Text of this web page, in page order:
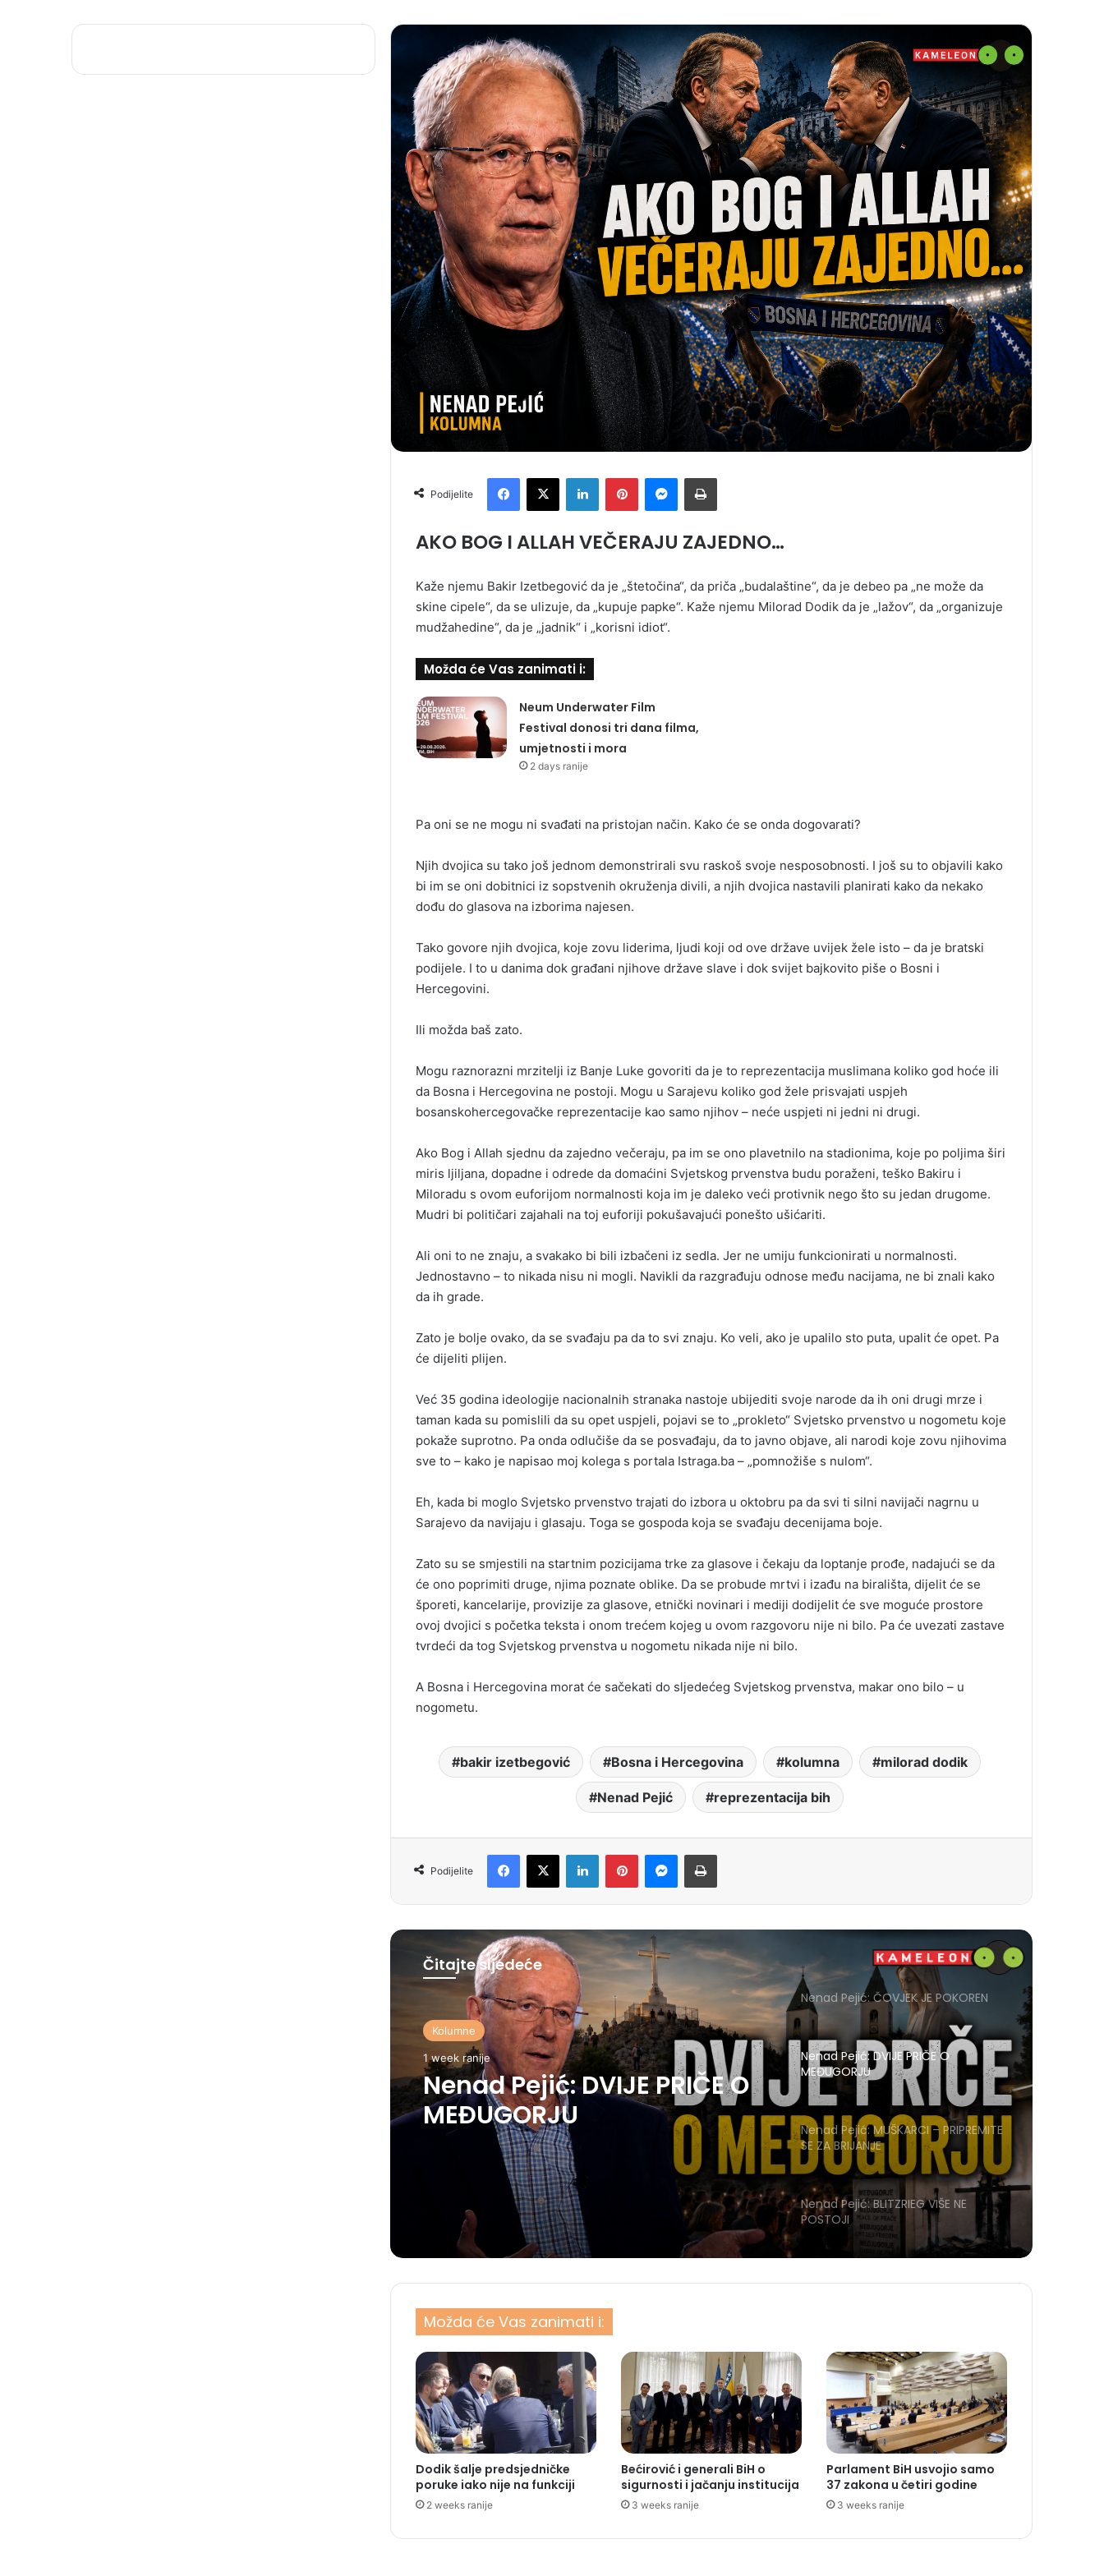
Podijelite
AKO BOG I ALLAH VEČERAJU ZAJEDNO…
Kaže njemu Bakir Izetbegović da je „štetočina“, da priča „budalaštine“, da je debeo pa „ne može da
skine cipele“, da se ulizuje, da „kupuje papke“. Kaže njemu Milorad Dodik da je „lažov“, da „organizuje
mudžahedine“, da je „jadnik“ i „korisni idiot“.
Možda će Vas zanimati i:
Neum Underwater Film
Festival donosi tri dana filma,
umjetnosti i mora
2 days ranije
Pa oni se ne mogu ni svađati na pristojan način. Kako će se onda dogovarati?
Njih dvojica su tako još jednom demonstrirali svu raskoš svoje nesposobnosti. I još su to objavili kako
bi im se oni dobitnici iz sopstvenih okruženja divili, a njih dvojica nastavili planirati kako da nekako
dođu do glasova na izborima najesen.
Tako govore njih dvojica, koje zovu liderima, ljudi koji od ove države uvijek žele isto – da je bratski
podijele. I to u danima dok građani njihove države slave i dok svijet bajkovito piše o Bosni i
Hercegovini.
Ili možda baš zato.
Mogu raznorazni mrzitelji iz Banje Luke govoriti da je to reprezentacija muslimana koliko god hoće ili
da Bosna i Hercegovina ne postoji. Mogu u Sarajevu koliko god žele prisvajati uspjeh
bosanskohercegovačke reprezentacije kao samo njihov – neće uspjeti ni jedni ni drugi.
Ako Bog i Allah sjednu da zajedno večeraju, pa im se ono plavetnilo na stadionima, koje po poljima širi
miris ljiljana, dopadne i odrede da domaćini Svjetskog prvenstva budu poraženi, teško Bakiru i
Miloradu s ovom euforijom normalnosti koja im je daleko veći protivnik nego što su jedan drugome.
Mudri bi političari zajahali na toj euforiji pokušavajući ponešto ušićariti.
Ali oni to ne znaju, a svakako bi bili izbačeni iz sedla. Jer ne umiju funkcionirati u normalnosti.
Jednostavno – to nikada nisu ni mogli. Navikli da razgrađuju odnose među nacijama, ne bi znali kako
da ih grade.
Zato je bolje ovako, da se svađaju pa da to svi znaju. Ko veli, ako je upalilo sto puta, upalit će opet. Pa
će dijeliti plijen.
Već 35 godina ideologije nacionalnih stranaka nastoje ubijediti svoje narode da ih oni drugi mrze i
taman kada su pomislili da su opet uspjeli, pojavi se to „prokleto“ Svjetsko prvenstvo u nogometu koje
pokaže suprotno. Pa onda odlučiše da se posvađaju, da to javno objave, ali narodi koje zovu njihovima
sve to – kako je napisao moj kolega s portala Istraga.ba – „pomnožiše s nulom“.
Eh, kada bi moglo Svjetsko prvenstvo trajati do izbora u oktobru pa da svi ti silni navijači nagrnu u
Sarajevo da navijaju i glasaju. Toga se gospoda koja se svađaju decenijama boje.
Zato su se smjestili na startnim pozicijama trke za glasove i čekaju da loptanje prođe, nadajući se da
će ono poprimiti druge, njima poznate oblike. Da se probude mrtvi i izađu na birališta, dijelit će se
šporeti, kancelarije, provizije za glasove, etnički novinari i mediji dodijelit će sve moguće prostore
ovoj dvojici s početka teksta i onom trećem kojeg u ovom razgovoru nije ni bilo. Pa će uvezati zastave
tvrdeći da tog Svjetskog prvenstva u nogometu nikada nije ni bilo.
A Bosna i Hercegovina morat će sačekati do sljedećeg Svjetskog prvenstva, makar ono bilo – u
nogometu.
bakir izetbegović Bosna i Hercegovina kolumna milorad dodik
Nenad Pejić reprezentacija bih
Podijelite
Čitajte sljedeće
Kolumne
1 week ranije
Nenad Pejić: DVIJE PRIČE O
MEĐUGORJU
Nenad Pejić: ČOVJEK JE POKOREN
Nenad Pejić: DVIJE PRIČE O
MEĐUGORJU
Nenad Pejić: MUŠKARCI – PRIPREMITE
SE ZA BRIJANJE
Nenad Pejić: BLITZRIEG VIŠE NE
POSTOJI
Možda će Vas zanimati i:
Dodik šalje predsjedničke
poruke iako nije na funkciji
2 weeks ranije
Bećirović i generali BiH o
sigurnosti i jačanju institucija
3 weeks ranije
Parlament BiH usvojio samo
37 zakona u četiri godine
3 weeks ranije